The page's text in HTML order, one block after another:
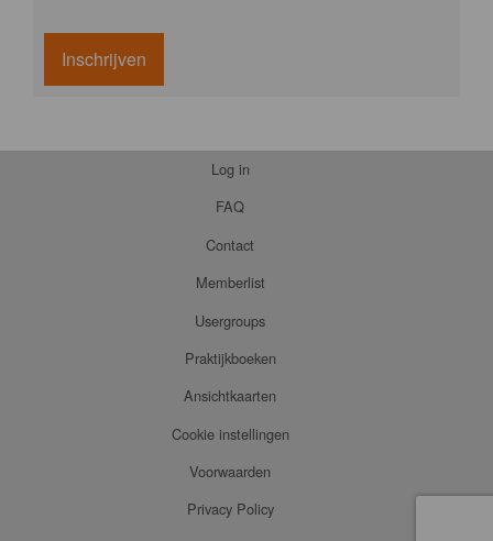
Inschrijven
Log in
FAQ
Contact
Memberlist
Usergroups
Praktijkboeken
Ansichtkaarten
Cookie instellingen
Voorwaarden
Privacy Policy